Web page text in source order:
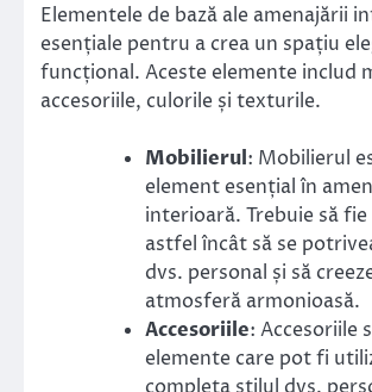
Elementele de bază ale amenajării
esențiale pentru a crea un spațiu
funcțional. Aceste elemente includ
accesoriile, culorile și texturile.
Mobilierul: Mobilierul
element esențial în
interioară. Trebuie să fie
astfel încât să se
dvs. personal și să
atmosferă armonioasă.
Accesoriile: Accesoriile
elemente care pot fi